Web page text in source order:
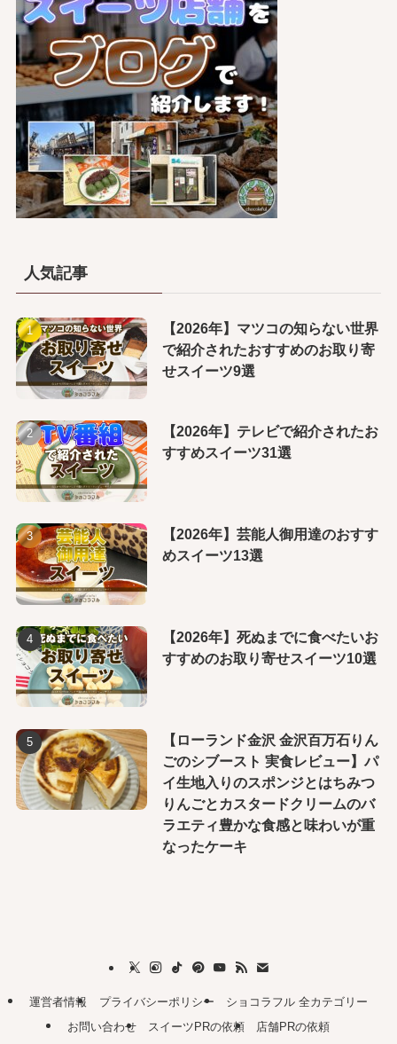
人気記事
【2026年】マツコの知らない世界
で紹介されたおすすめのお取り寄
せスイーツ9選
【2026年】テレビで紹介されたお
すすめスイーツ31選
【2026年】芸能人御用達のおすす
めスイーツ13選
【2026年】死ぬまでに食べたいお
すすめのお取り寄せスイーツ10選
【ローランド金沢 金沢百万石りん
ごのシブースト 実食レビュー】パ
イ生地入りのスポンジとはちみつ
りんごとカスタードクリームのバ
ラエティ豊かな食感と味わいが重
なったケーキ
運営者情報 プライバシーポリシー
ショコラフル 全カテゴリー
お問い合わせ
スイーツPRの依頼 店舗PRの依頼